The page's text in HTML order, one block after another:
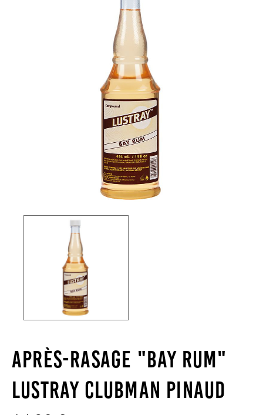
Après-Rasage "Bay Rum"
Lustray Clubman Pinaud